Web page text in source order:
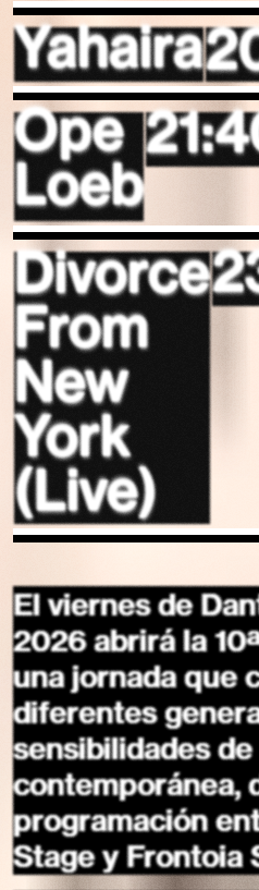
Yahaira
Ope
Loeb
Divorce
From
New
York
(Live)
El viernes de
2026 abrirá la
una jornada que
diferentes
sensibilidades
contemporánea,
programación
Stage y Frontoia